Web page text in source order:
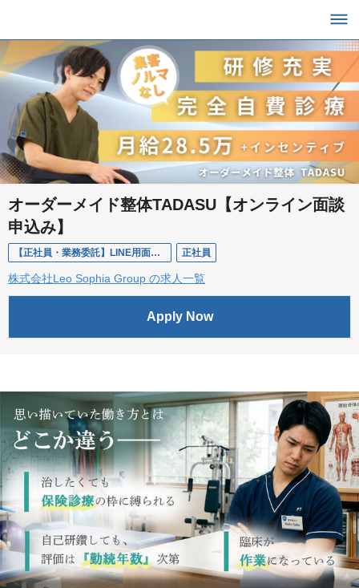
オーダーメイド整体TADASU【オンライン面談
申込み】
【正社員・業務委託】LINE用面談申込み【オーダーメイド整体TADASU】 正社員
株式会社Leo Sophia Group の求人一覧
Apply Now